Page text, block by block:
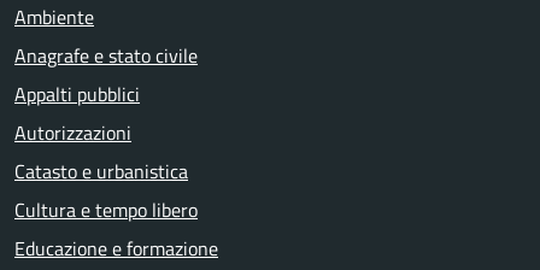
Ambiente
Anagrafe e stato civile
Appalti pubblici
Autorizzazioni
Catasto e urbanistica
Cultura e tempo libero
Educazione e formazione